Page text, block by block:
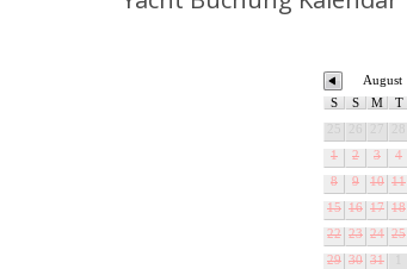
August
S
S M T
1
2 3 4
8
9 10 11
15 16 17 18
22 23 24 25
29 30 31